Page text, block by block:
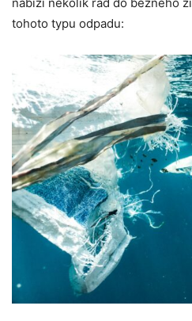
nabízí několik rad do běžného
tohoto typu odpadu: